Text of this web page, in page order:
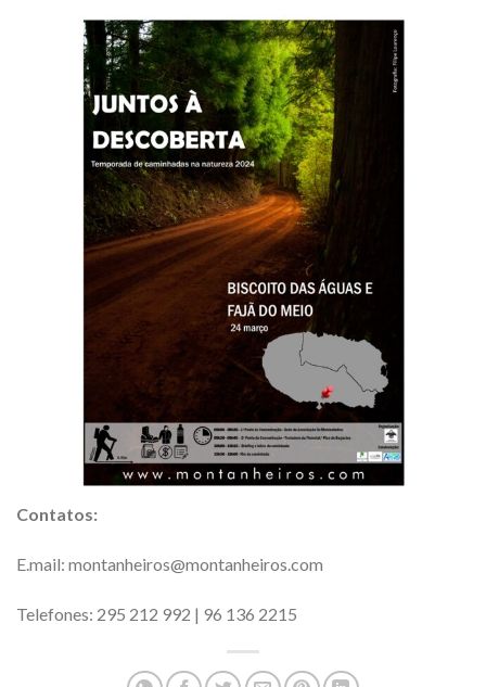
Contatos:
E.mail: montanheiros@montanheiros.com
Telefones: 295 212 992 | 96 136 2215